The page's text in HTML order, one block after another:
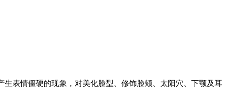
表情僵硬的现象，对美化脸型、修饰脸颊、太阳穴、下颚及耳